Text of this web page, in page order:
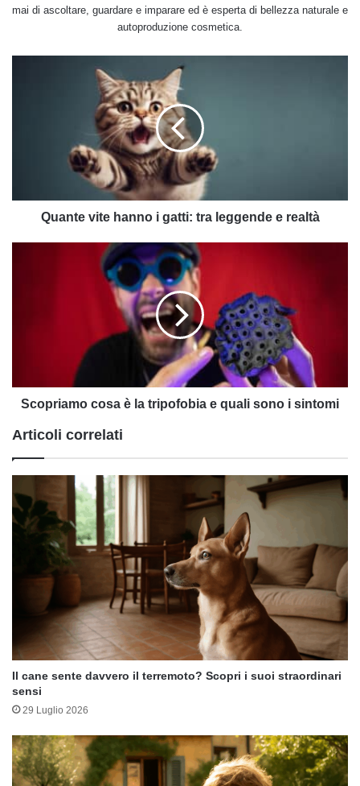
mai di ascoltare, guardare e imparare ed è esperta di bellezza naturale e
autoproduzione cosmetica.
realtà
Quante vite hanno i gatti: tra leggende e realtà
i
sintomi
Scopriamo cosa è la tripofobia e quali sono i sintomi
Articoli correlati
Il cane sente davvero il terremoto? Scopri i suoi straordinari
sensi
29 Luglio 2026